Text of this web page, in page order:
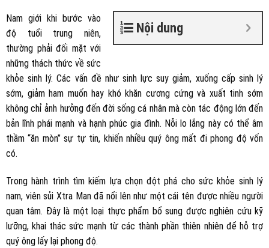
Nội dung
Nam giới khi bước vào
độ tuổi trung niên,
thường phải đối mặt với
những thách thức về sức
khỏe sinh lý. Các vấn đề như sinh lực suy giảm, xuống cấp sinh lý
sớm, giảm ham muốn hay khó khăn cương cứng và xuất tinh sớm
không chỉ ảnh hưởng đến đời sống cá nhân mà còn tác động lớn đến
bản lĩnh phái mạnh và hạnh phúc gia đình. Nỗi lo lắng này có thể âm
thầm “ăn mòn” sự tự tin, khiến nhiều quý ông mất đi phong độ vốn
có.
Trong hành trình tìm kiếm lựa chọn đột phá cho sức khỏe sinh lý
nam, viên sủi Xtra Man đã nổi lên như một cái tên được nhiều người
quan tâm. Đây là một loại thực phẩm bổ sung được nghiên cứu kỹ
lưỡng, khai thác sức mạnh từ các thành phần thiên nhiên để hỗ trợ
quý ông lấy lại phong độ.